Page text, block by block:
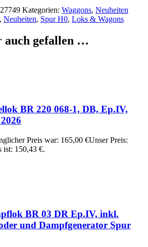
Kategorien: Waggons, Neuheiten
, Neuheiten, Spur H0, Loks & Wagons
auch gefallen …
BR 220 068-1, DB, Ep.IV,
Preis war: 165,00 €Unser Preis:
ist: 150,43 €.
BR 03 DR Ep.IV, inkl.
und Dampfgenerator Spur